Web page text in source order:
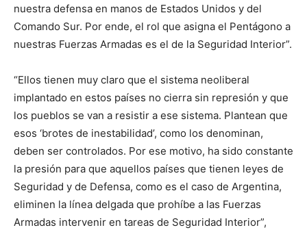
nuestra defensa en manos de Estados Unidos y del
Comando Sur. Por ende, el rol que asigna el Pentágono a
nuestras Fuerzas Armadas es el de la Seguridad Interior”.
“Ellos tienen muy claro que el sistema neoliberal
implantado en estos países no cierra sin represión y que
los pueblos se van a resistir a ese sistema. Plantean que
esos ‘brotes de inestabilidad’, como los denominan,
deben ser controlados. Por ese motivo, ha sido constante
la presión para que aquellos países que tienen leyes de
Seguridad y de Defensa, como es el caso de Argentina,
eliminen la línea delgada que prohíbe a las Fuerzas
Armadas intervenir en tareas de Seguridad Interior”,